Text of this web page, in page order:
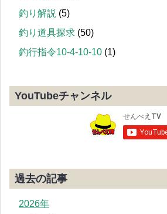
釣り解説 (5)
釣り道具探求 (50)
釣行指令10-4-10-10 (1)
YouTubeチャンネル
過去の記事
2026年